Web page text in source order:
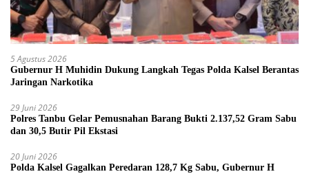
5 Agustus 2026
Gubernur H Muhidin Dukung Langkah Tegas Polda Kalsel Berantas
Jaringan Narkotika
29 Juni 2026
Polres Tanbu Gelar Pemusnahan Barang Bukti 2.137,52 Gram Sabu
dan 30,5 Butir Pil Ekstasi
20 Juni 2026
Polda Kalsel Gagalkan Peredaran 128,7 Kg Sabu, Gubernur H